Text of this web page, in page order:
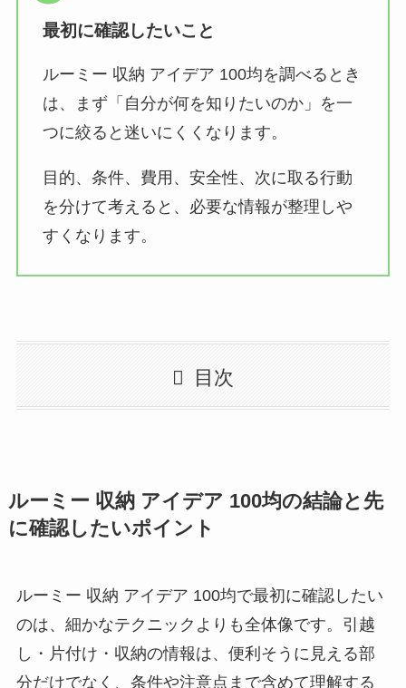
最初に確認したいこと
ルーミー 収納 アイデア 100均を調べるとき
は、まず「自分が何を知りたいのか」を一
つに絞ると迷いにくくなります。
目的、条件、費用、安全性、次に取る行動
を分けて考えると、必要な情報が整理しや
すくなります。
目次
ルーミー 収納 アイデア 100均の結論と先
に確認したいポイント
ルーミー 収納 アイデア 100均で最初に確認したい
のは、細かなテクニックよりも全体像です。引越
し・片付け・収納の情報は、便利そうに見える部
分だけでなく、条件や注意点まで含めて理解する